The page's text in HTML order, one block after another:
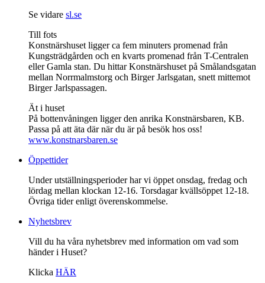
Se vidare sl.se
Till fots
Konstnärshuset ligger ca fem minuters promenad från
Kungsträdgården och en kvarts promenad från T-Centralen
eller Gamla stan. Du hittar Konstnärshuset på Smålandsgatan
mellan Norrmalmstorg och Birger Jarlsgatan, snett mittemot
Birger Jarlspassagen.
Ät i huset
På bottenvåningen ligger den anrika Konstnärsbaren, KB.
Passa på att äta där när du är på besök hos oss!
www.konstnarsbaren.se
Öppettider
Under utställningsperioder har vi öppet onsdag, fredag och
lördag mellan klockan 12-16. Torsdagar kvällsöppet 12-18.
Övriga tider enligt överenskommelse.
Nyhetsbrev
Vill du ha våra nyhetsbrev med information om vad som
händer i Huset?
Klicka HÄR